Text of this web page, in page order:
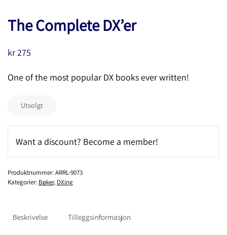
The Complete DX’er
kr275
One of the most popular DX books ever written!
Utsolgt
Want a discount? Become a member!
Produktnummer:ARRL-9073
Kategorier: Bøker, DXing
Beskrivelse Tilleggsinformasjon